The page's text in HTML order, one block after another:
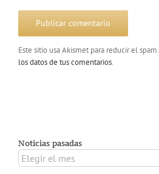
Este sitio usa Akismet para reducir el spam.
los datos de tus comentarios.
Noticias pasadas
Noticias
pasadas